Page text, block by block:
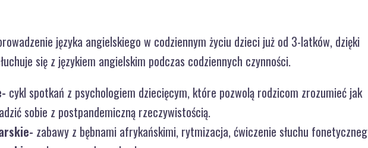
języka angielskiego w codziennym życiu dzieci już od 3-latków, dzięki
się z językiem angielskim podczas codziennych czynności.
cykl spotkań z psychologiem dziecięcym, które pozwolą rodzicom zrozumieć jak
sobie z postpandemiczną rzeczywistością.
zabawy z bębnami afrykańskimi, rytmizacja, ćwiczenie słuchu